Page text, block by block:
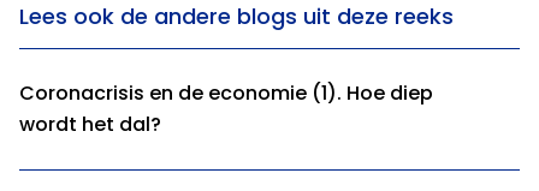
Lees ook de andere blogs uit deze reeks
Coronacrisis en de economie (1). Hoe diep
wordt het dal?